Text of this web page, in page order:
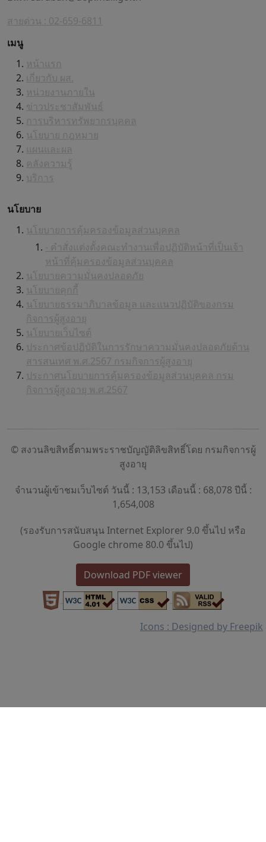
สายด่วน : 02-659-6811
เมนู
หน้าแรก
เกี่ยวกับ ผส.
หน่วยงานภายใน
ข่าวประชาสัมพันธ์
การบริหารทรัพยากรบุคคล
นโยบาย กฎหมาย
แผนและผล
คลังความรู้
บริการ
นโยบาย
นโยบายการคุ้มครองข้อมูลส่วนบุคคล
- คำสั่งแต่งตั้งคณะทำงานเพื่อปฏิบัติหน้าที่เป็นเจ้า
หน้าที่คุ้มครองข้อมูลส่วนบุคคล
นโยบายความมั่นคงปลอดภัย
นโยบายคุกกี้
นโยบายธรรมาภิบาลข้อมูล และแนวปฏิบัติของกรม
กิจการผู้สูงอายุ
นโยบายเว็บไซต์
ประกาศข้อปฏิบัติในการรักษาความมั่นคงปลอดภัยด้าน
สารสนเทศ พ.ศ.2567 กรมกิจการผู้สูงอายุ
ประกาศนโยบายการคุ้มครองข้อมูลส่วนบุคคล กรม
กิจการผู้สูงอายุ พ.ศ.2567
© สงวนลิขสิทธิ์ตามพระราชบัญญัติลิขสิทธิ์โดย กรมกิจการผู้
สูงอายุ
จำนวนผู้เข้าชมเว็บไซต์ วันนี้ : 13,153 เดือนนี้ : 68,078 ปีนี้ :
1,654,008
(รองรับการสนับสนุน Internet Explorer 9.0 ขึ้นไป หรือ
Google chrome 80.0 ขึ้นไป)
Download PDF viewer
Icons : Designed by Freepik